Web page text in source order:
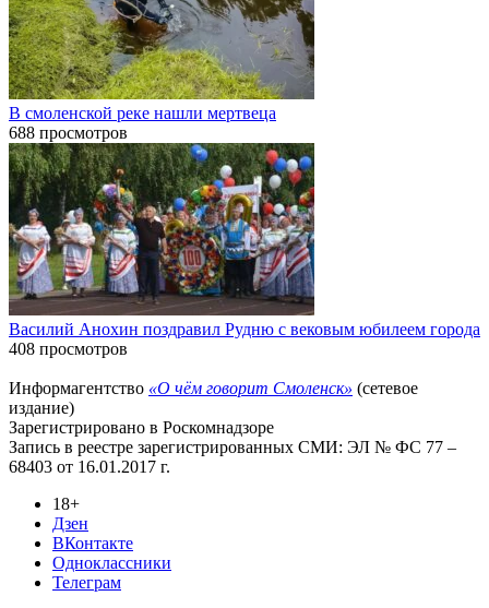
В смоленской реке нашли мертвеца
688 просмотров
Василий Анохин поздравил Рудню с вековым юбилеем города
408 просмотров
Информагентство «О чём говорит Смоленск» (сетевое
издание)
Зарегистрировано в Роскомнадзоре
Запись в реестре зарегистрированных СМИ: ЭЛ № ФС 77 –
68403 от 16.01.2017 г.
18+
Дзен
ВКонтакте
Одноклассники
Телеграм